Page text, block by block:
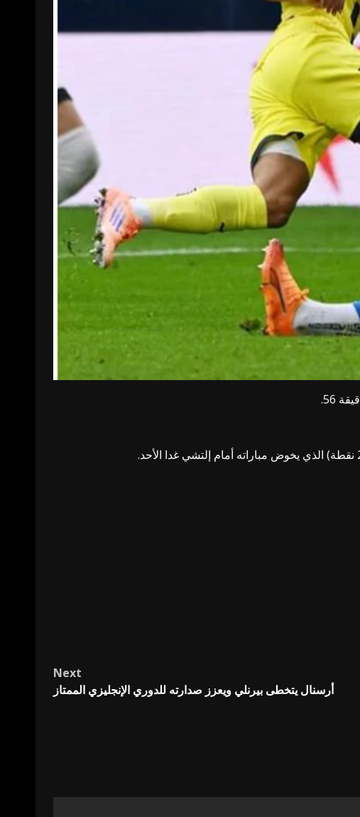
Next
أرسنال يتخطى بيرنلي ويعزز صدارته للدوري الإنجليزي الممتاز